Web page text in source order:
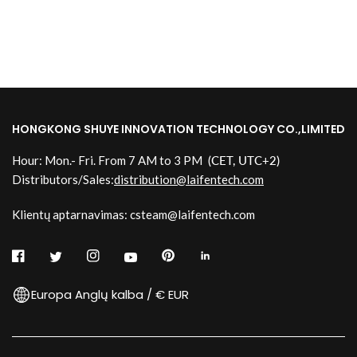
HONGKONG SHUYE INNOVATION TECHNOLOGY CO.,LIMITED
Hour: Mon.- Fri. From 7 AM to 3 PM (CET, UTC+2)
Distributors/Sales:distribution@laifentech.com
Klientų aptarnavimas: csteam@laifentech.com
Europa Anglų kalba / € EUR